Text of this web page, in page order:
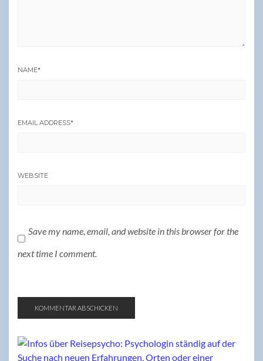
NAME*
EMAIL ADDRESS*
WEBSITE
Save my name, email, and website in this browser for the
next time I comment.